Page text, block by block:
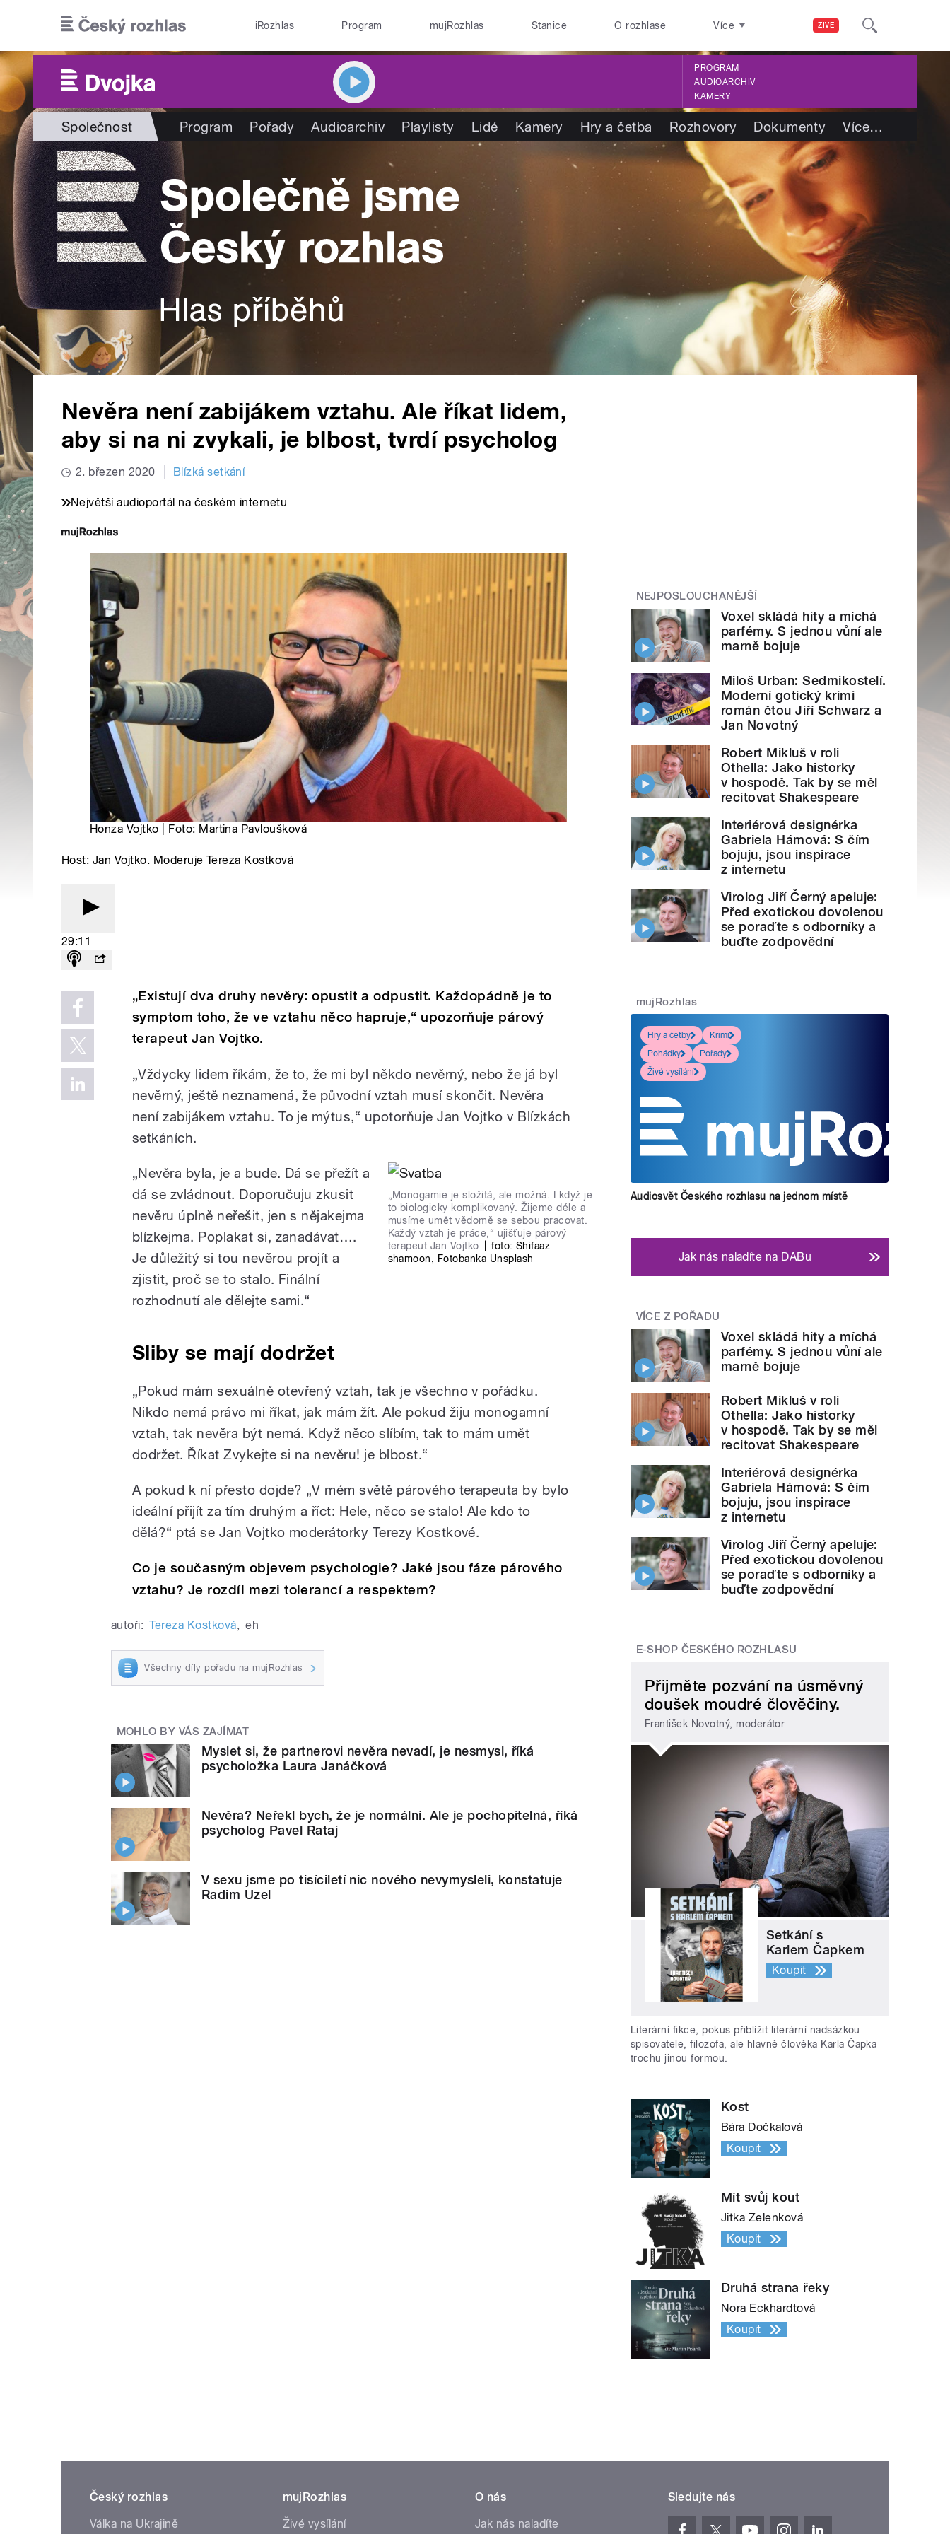
ŽIVĚ
iRozhlas Program mujRozhlas Stanice O rozhlase Více
PROGRAM
AUDIOARCHIV
KAMERY
Společnost Program Pořady Audioarchiv Playlisty Lidé Kamery Hry a četba Rozhovory Dokumenty Více…
Nevěra není zabijákem vztahu. Ale říkat lidem,
aby si na ni zvykali, je blbost, tvrdí psycholog
2. březen 2020 Blízká setkání
Největší audioportál na českém internetu
Honza Vojtko | Foto: Martina Pavloušková
Host: Jan Vojtko. Moderuje Tereza Kostková
29:11
„Existují dva druhy nevěry: opustit a odpustit. Každopádně je to
symptom toho, že ve vztahu něco hapruje,“ upozorňuje párový
terapeut Jan Vojtko.
„Vždycky lidem říkám, že to, že mi byl někdo nevěrný, nebo že já byl
nevěrný, ještě neznamená, že původní vztah musí skončit. Nevěra
není zabijákem vztahu. To je mýtus,“ upotorňuje Jan Vojtko v Blízkách
setkáních.
„Monogamie je složitá, ale možná. I když je
to biologicky komplikovaný. Žijeme déle a
musíme umět vědomě se sebou pracovat.
Každý vztah je práce,“ ujišťuje párový
terapeut Jan Vojtko
foto: Shifaaz
shamoon, Fotobanka Unsplash
„Nevěra byla, je a bude. Dá se přežít a
dá se zvládnout. Doporučuju zkusit
nevěru úplně neřešit, jen s nějakejma
blízkejma. Poplakat si, zanadávat….
Je důležitý si tou nevěrou projít a
zjistit, proč se to stalo. Finální
rozhodnutí ale dělejte sami.“
Sliby se mají dodržet
„Pokud mám sexuálně otevřený vztah, tak je všechno v pořádku.
Nikdo nemá právo mi říkat, jak mám žít. Ale pokud žiju monogamní
vztah, tak nevěra být nemá. Když něco slíbím, tak to mám umět
dodržet. Říkat Zvykejte si na nevěru! je blbost.“
A pokud k ní přesto dojde? „V mém světě párového terapeuta by bylo
ideální přijít za tím druhým a říct: Hele, něco se stalo! Ale kdo to
dělá?“ ptá se Jan Vojtko moderátorky Terezy Kostkové.
Co je současným objevem psychologie? Jaké jsou fáze párového
vztahu? Je rozdíl mezi tolerancí a respektem?
autoři: Tereza Kostková, eh
Všechny díly pořadu na mujRozhlas
MOHLO BY VÁS ZAJÍMAT
Myslet si, že partnerovi nevěra nevadí, je nesmysl, říká
psycholožka Laura Janáčková
Nevěra? Neřekl bych, že je normální. Ale je pochopitelná, říká
psycholog Pavel Rataj
V sexu jsme po tisíciletí nic nového nevymysleli, konstatuje
Radim Uzel
NEJPOSLOUCHANĚJŠÍ
Voxel skládá hity a míchá
parfémy. S jednou vůní ale
marně bojuje
Miloš Urban: Sedmikostelí.
Moderní gotický krimi
román čtou Jiří Schwarz a
Jan Novotný
Robert Mikluš v roli
Othella: Jako historky
v hospodě. Tak by se měl
recitovat Shakespeare
Interiérová designérka
Gabriela Hámová: S čím
bojuju, jsou inspirace
z internetu
Virolog Jiří Černý apeluje:
Před exotickou dovolenou
se poraďte s odborníky a
buďte zodpovědní
mujRozhlas
Hry a četby
Krimi
Pohádky
Pořady
Živé vysílání
Audiosvět Českého rozhlasu na jednom místě
Jak nás naladíte na DABu
VÍCE Z POŘADU
Voxel skládá hity a míchá
parfémy. S jednou vůní ale
marně bojuje
Robert Mikluš v roli
Othella: Jako historky
v hospodě. Tak by se měl
recitovat Shakespeare
Interiérová designérka
Gabriela Hámová: S čím
bojuju, jsou inspirace
z internetu
Virolog Jiří Černý apeluje:
Před exotickou dovolenou
se poraďte s odborníky a
buďte zodpovědní
E-SHOP ČESKÉHO ROZHLASU
Přijměte pozvání na úsměvný
doušek moudré člověčiny.
František Novotný, moderátor
Setkání s
Karlem Čapkem
Koupit
Literární fikce, pokus přiblížit literární nadsázkou
spisovatele, filozofa, ale hlavně člověka Karla Čapka
trochu jinou formou.
Kost
Bára Dočkalová
Koupit
Mít svůj kout
Jitka Zelenková
Koupit
Druhá strana řeky
Nora Eckhardtová
Koupit
Český rozhlas
Válka na Ukrajině
mujRozhlas
Živé vysílání
O nás
Jak nás naladíte
Sledujte nás